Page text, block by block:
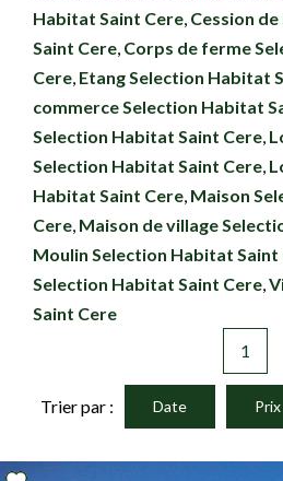
EN
Habitat Saint Cere Cession
Saint Cere Corps de ferme
Cere Etang Selection Habitat
commerce Selection Habitat
Selection Habitat Saint Cere
Selection Habitat Saint Cere
Habitat Saint Cere Maison
Cere Maison de village
Moulin Selection Habitat Saint
Selection Habitat Saint Cere
Saint Cere
1
Trier par : Date